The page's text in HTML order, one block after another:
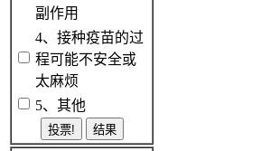
副作用
4、接种疫苗的过
程可能不安全或
太麻烦
5、其他